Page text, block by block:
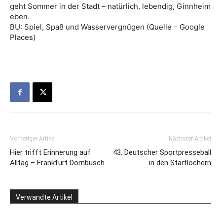
geht Sommer in der Stadt – natürlich, lebendig, Ginnheim
eben.
BU: Spiel, Spaß und Wasservergnügen (Quelle – Google
Places)
Vorheriger Artikel
Hier trifft Erinnerung auf
Alltag – Frankfurt Dornbusch
Nächster Artikel
43. Deutscher Sportpresseball
in den Startlöchern
Verwandte Artikel